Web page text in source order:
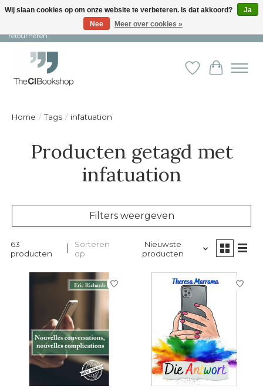
Snelle levering en persoonlijke service ︱ Niet goed? Geld terug! ︱ Gratis
retourneren.
Verlanglijst
Home / Tags / infatuation
Producten getagd met
infatuation
Filters weergeven
63
producten
Sorteren
op
Nieuwste
producten
Wij slaan cookies op om onze website te verbeteren. Is dat akkoord?
Ja
Nee
Meer over cookies »